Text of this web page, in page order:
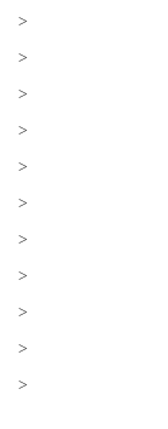
>
>
>
>
>
>
>
>
>
>
>